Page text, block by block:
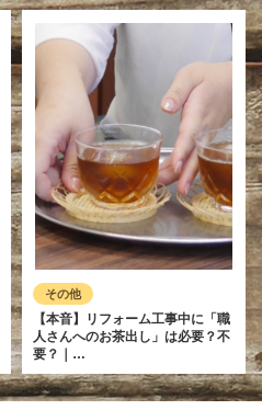
その他
【本音】リフォーム工事中に「職
人さんへのお茶出し」は必要？不
要？｜…